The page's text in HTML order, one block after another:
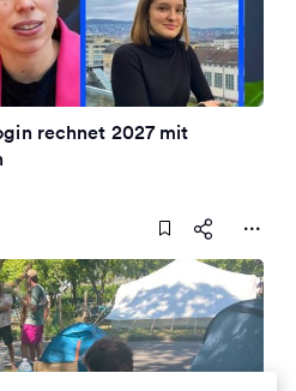
rechnet 2027 mit